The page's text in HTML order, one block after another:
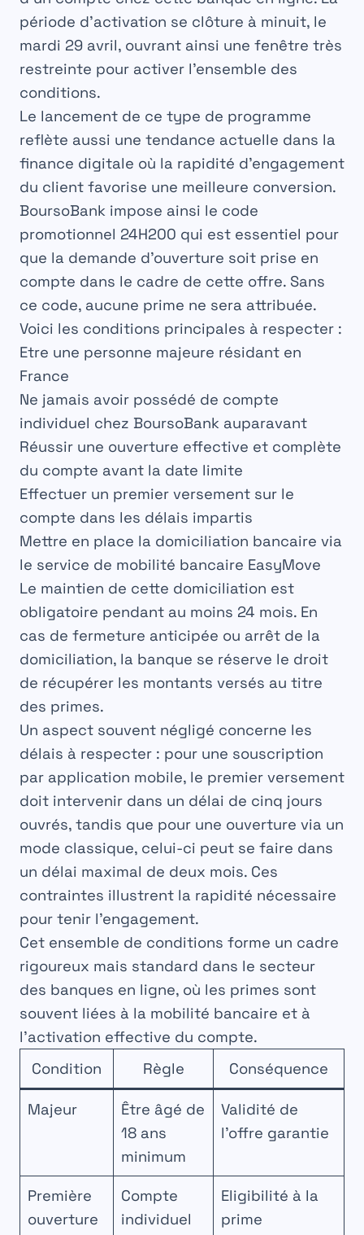
période d’activation se clôture à minuit, le
mardi 29 avril, ouvrant ainsi une fenêtre très
restreinte pour activer l’ensemble des
conditions.
Le lancement de ce type de programme
reflète aussi une tendance actuelle dans la
finance digitale où la rapidité d’engagement
du client favorise une meilleure conversion.
BoursoBank impose ainsi le code
promotionnel 24H200 qui est essentiel pour
que la demande d’ouverture soit prise en
compte dans le cadre de cette offre. Sans
ce code, aucune prime ne sera attribuée.
Voici les conditions principales à respecter :
Etre une personne majeure résidant en
France
Ne jamais avoir possédé de compte
individuel chez BoursoBank auparavant
Réussir une ouverture effective et complète
du compte avant la date limite
Effectuer un premier versement sur le
compte dans les délais impartis
Mettre en place la domiciliation bancaire via
le service de mobilité bancaire EasyMove
Le maintien de cette domiciliation est
obligatoire pendant au moins 24 mois. En
cas de fermeture anticipée ou arrêt de la
domiciliation, la banque se réserve le droit
de récupérer les montants versés au titre
des primes.
Un aspect souvent négligé concerne les
délais à respecter : pour une souscription
par application mobile, le premier versement
doit intervenir dans un délai de cinq jours
ouvrés, tandis que pour une ouverture via un
mode classique, celui-ci peut se faire dans
un délai maximal de deux mois. Ces
contraintes illustrent la rapidité nécessaire
pour tenir l’engagement.
Cet ensemble de conditions forme un cadre
rigoureux mais standard dans le secteur
des banques en ligne, où les primes sont
souvent liées à la mobilité bancaire et à
l’activation effective du compte.
Condition
Règle Conséquence
Majeur
Être âgé de
18 ans
minimum
Validité de
l’offre garantie
Première
ouverture
Compte
individuel
Eligibilité à la
prime